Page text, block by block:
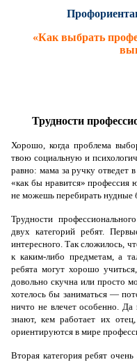
«Как выбрать
Трудности
Хорошо, когда проблема
твою социальную и
равно: мама за ручку отведет
«как бы нравится» профессия
не можешь перебирать нудные
Трудности
двух категорий ребят.
интересного. Так сложилось,
к каким-либо предметам, а
ребята могут хорошо
довольно скучна или просто
хотелось бы заниматься —
ничто не влечет особенно.
знают, кем работает их
ориентируются в мире
Вторая категория ребят